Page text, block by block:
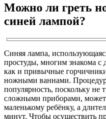
Можно ли греть
синей лампой?
Синяя лампа,
простуды, многим знакома с
как и привычные
ножными ваннами.
популярность, поскольку не
сложными приборами, может
маленькому ребёнку, а
минут. Чтобы осуществить